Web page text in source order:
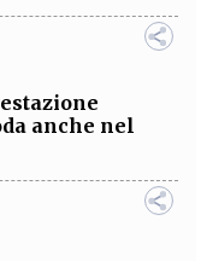
anche nel